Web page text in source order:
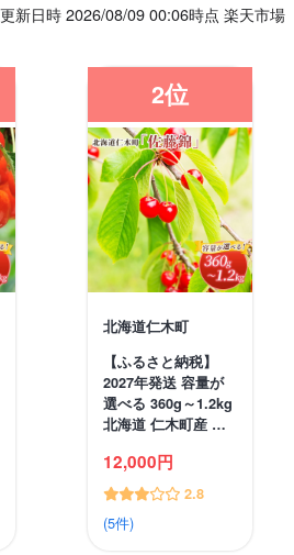
更新日時 2026/08/09 00:06時点 楽天市場
2位
北海道仁木町
【ふるさと納税】
2027年発送 容量が
選べる 360g～1.2kg
北海道 仁木町産 …
12,000円
2.8
(5件)